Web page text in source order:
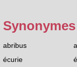
abribus
écurie